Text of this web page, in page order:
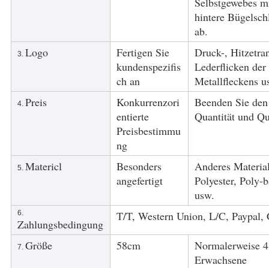
hintere
ab.
3. Logo
Fertigen Sie
kundenspezifis
ch an
Druck-,
Lederflicken der
Metallfleckens
4. Preis
Konkurrenzori
entierte
Preisbestimmu
ng
Beenden Sie
Quantität und
5. Matericl
Besonders
angefertigt
Anderes
Polyester, Poly-
usw.
6.
Zahlungsbedingung
T/T, Western Union, L/C, Paypal,
7. Größe 58cm
Normalerweise
Erwachsene